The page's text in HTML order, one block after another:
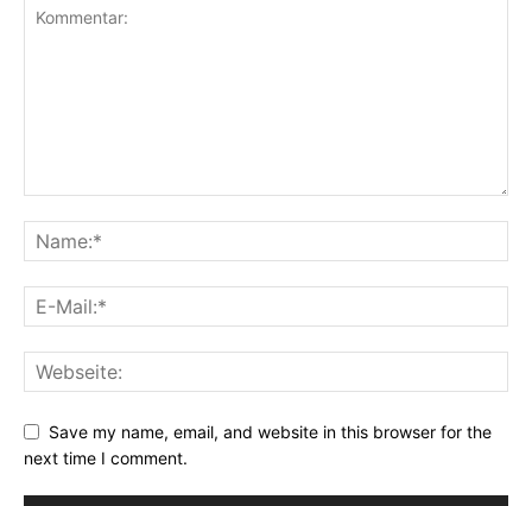
Save my name, email, and website in this browser for the
next time I comment.